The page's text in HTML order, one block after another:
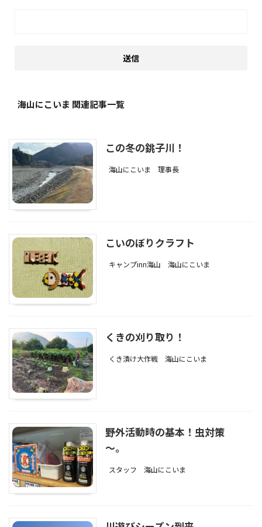
海山にこいま 関連記事一覧
この冬の銚子川！
海山にこいま 理事長
こいのぼりクラフト
キャンプinn海山 海山にこいま
くきの刈り取り！
くき漬け大作戦 海山にこいま
野外活動時の基本！虫対策
～。
スタッフ 海山にこいま